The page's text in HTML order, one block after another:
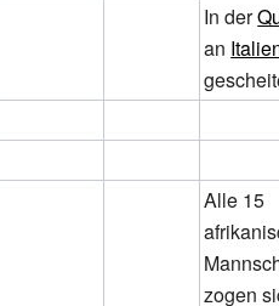
In der
an
Alle 15
zogen